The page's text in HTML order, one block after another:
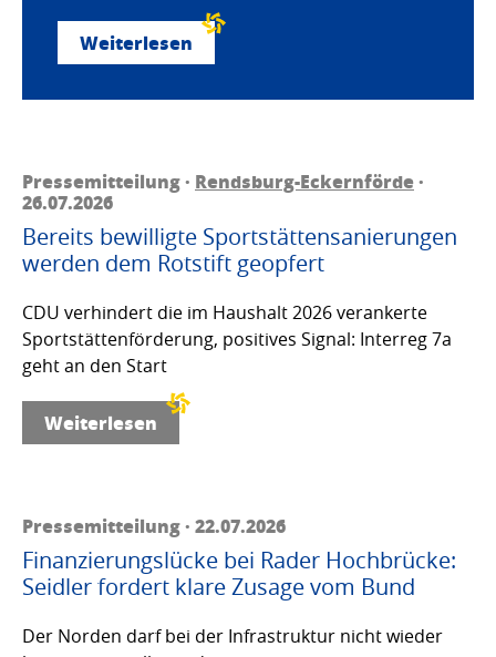
Weiterlesen
Pressemitteilung · Rendsburg-Eckernförde·
26.07.2026
Bereits bewilligte Sportstättensanierungen
werden dem Rotstift geopfert
CDU verhindert die im Haushalt 2026 verankerte
Sportstättenförderung, positives Signal: Interreg 7a
geht an den Start
Weiterlesen
Pressemitteilung · 22.07.2026
Finanzierungslücke bei Rader Hochbrücke:
Seidler fordert klare Zusage vom Bund
Der Norden darf bei der Infrastruktur nicht wieder